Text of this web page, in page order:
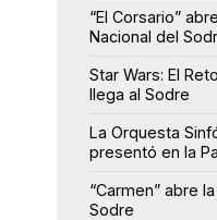
“El Corsario”
Nacional del
Star Wars: El
llega al Sodre
La Orquesta
presentó en la
“Carmen” abre
Sodre